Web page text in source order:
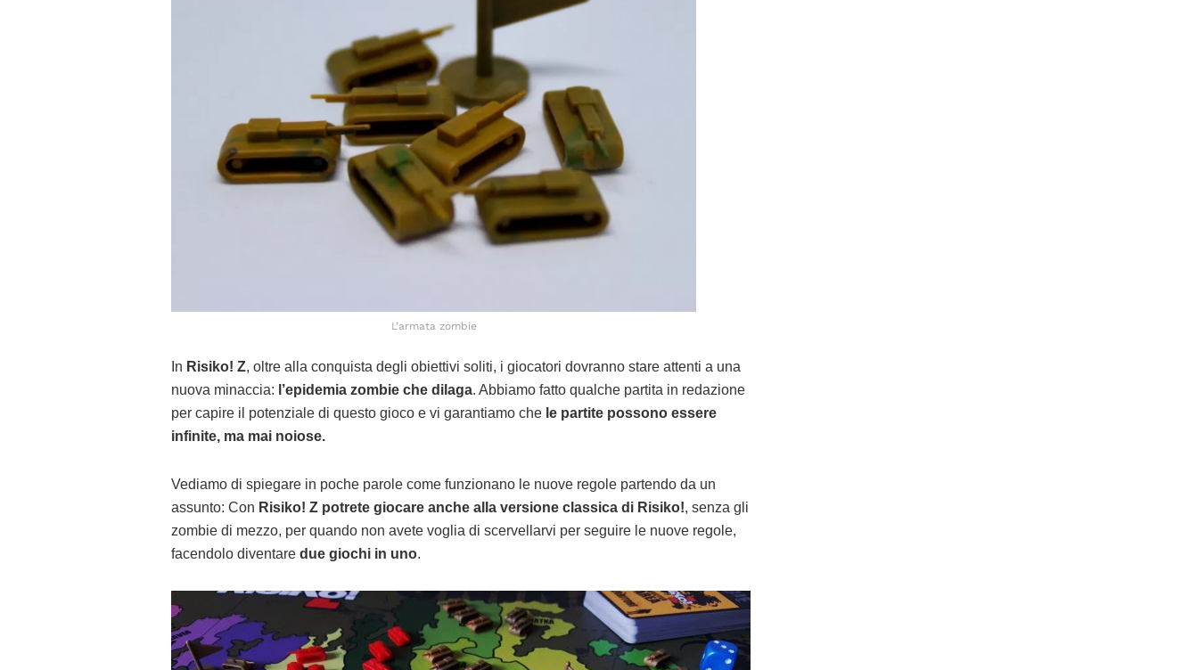
L’armata zombie
In Risiko! Z, oltre alla conquista degli obiettivi soliti, i giocatori dovranno stare attenti a una
nuova minaccia: l’epidemia zombie che dilaga. Abbiamo fatto qualche partita in redazione
per capire il potenziale di questo gioco e vi garantiamo che le partite possono essere
infinite, ma mai noiose.
Vediamo di spiegare in poche parole come funzionano le nuove regole partendo da un
assunto: Con Risiko! Z potrete giocare anche alla versione classica di Risiko!, senza gli
zombie di mezzo, per quando non avete voglia di scervellarvi per seguire le nuove regole,
facendolo diventare due giochi in uno.